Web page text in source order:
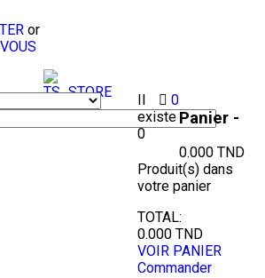
or
Panier -
0.000 TND
0
Il
existe
0
Produit(s)dans
votre panier
TOTAL:
0.000 TND
VOIR PANIER
Commander